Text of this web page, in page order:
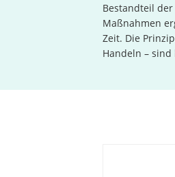
Bestandteil
Maßnahmen
Zeit. Die
Handeln –